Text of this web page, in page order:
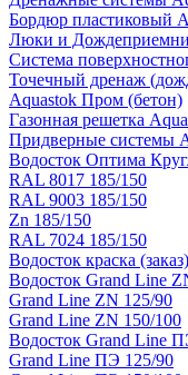
Бордюр пластиковый
Люки и
Система
Точечный дренаж
Aquastok Пром (бетон)
Газонная решетка
Придверные системы
Водосток Оптима
RAL 8017 185/150
RAL 9003 185/150
Zn 185/150
RAL 7024 185/150
Водосток краска
Водосток Grand Line
Grand Line ZN 125/90
Grand Line ZN 150/100
Водосток Grand Line
Grand Line ПЭ 125/90